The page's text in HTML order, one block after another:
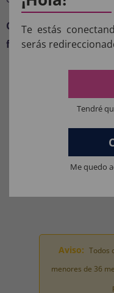
Compre já seu
fivela e torne-se a
Aviso: Todos
menores de 36
Te estás
serás
Tendré
Me quedo